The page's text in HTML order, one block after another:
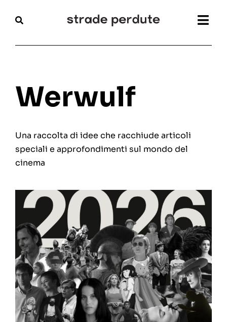
Magazine
Interviste
Articoli
Chi siamo
Werwulf
Una raccolta di idee che racchiude articoli
speciali e approfondimenti sul mondo del
cinema